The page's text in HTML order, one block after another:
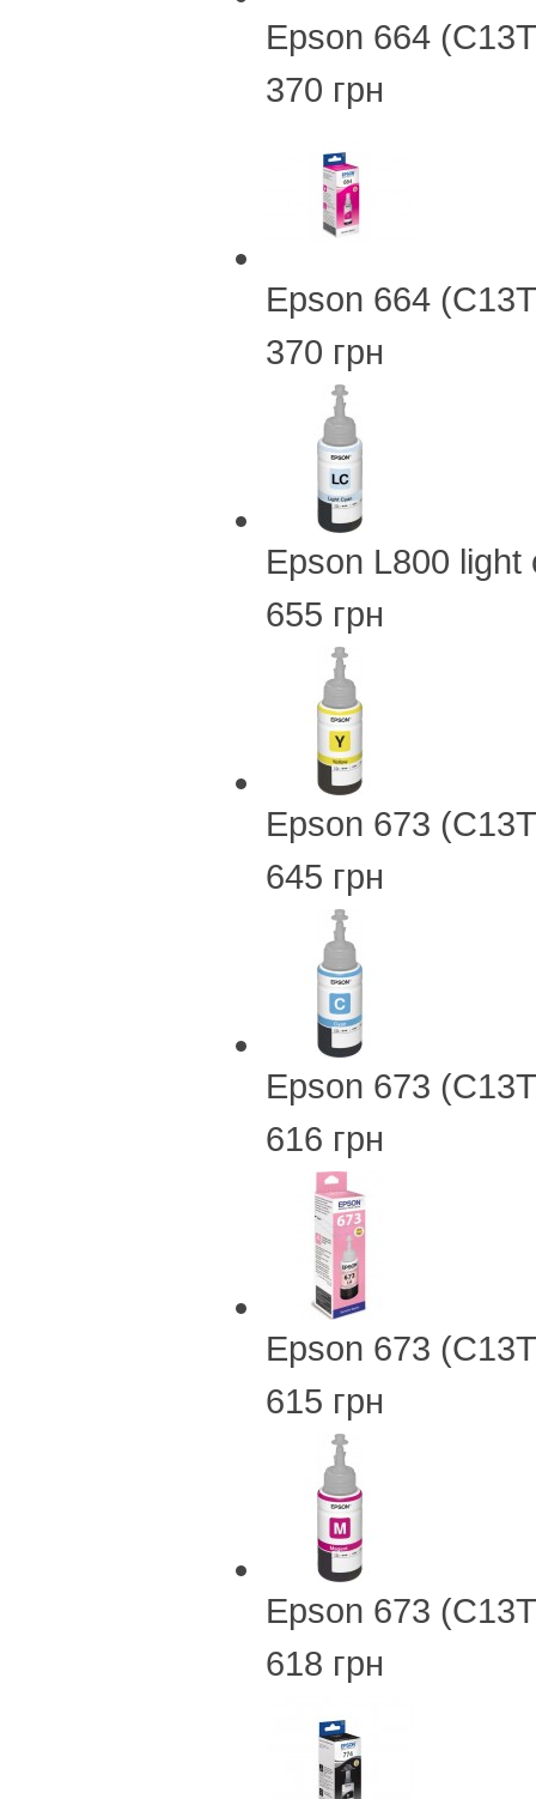
Epson 664
370 грн
Epson 664
370 грн
Epson L800
655 грн
Epson 673
645 грн
Epson 673
616 грн
Epson 673
615 грн
Epson 673
618 грн